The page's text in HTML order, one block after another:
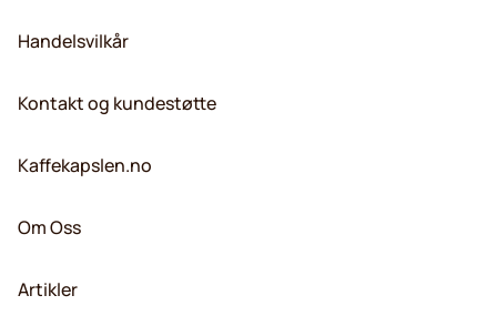
Handelsvilkår
Kontakt og kundestøtte
Kaffekapslen.no
Om Oss
Artikler